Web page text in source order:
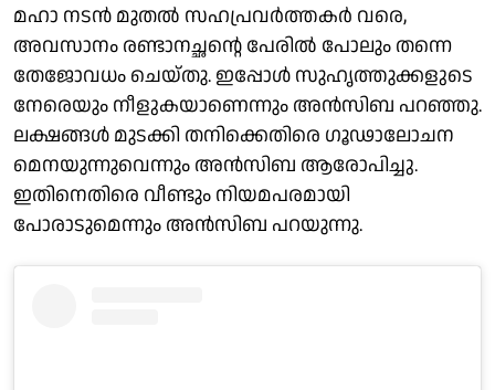
മഹാ നടൻ മുതൽ സഹപ്രവർത്തകർ വരെ,
അവസാനം രണ്ടാനച്ഛൻ്റെ പേരിൽ പോലും തന്നെ
തേജോവധം ചെയ്തു. ഇപ്പോൾ സുഹൃത്തുക്കളുടെ
നേരെയും നീളുകയാണെന്നും അൻസിബ പറഞ്ഞു.
ലക്ഷങ്ങൾ മുടക്കി തനിക്കെതിരെ ഗൂഢാലോചന
മെനയുന്നുവെന്നും അൻസിബ ആരോപിച്ചു.
ഇതിനെതിരെ വീണ്ടും നിയമപരമായി
പോരാടുമെന്നും അൻസിബ പറയുന്നു.